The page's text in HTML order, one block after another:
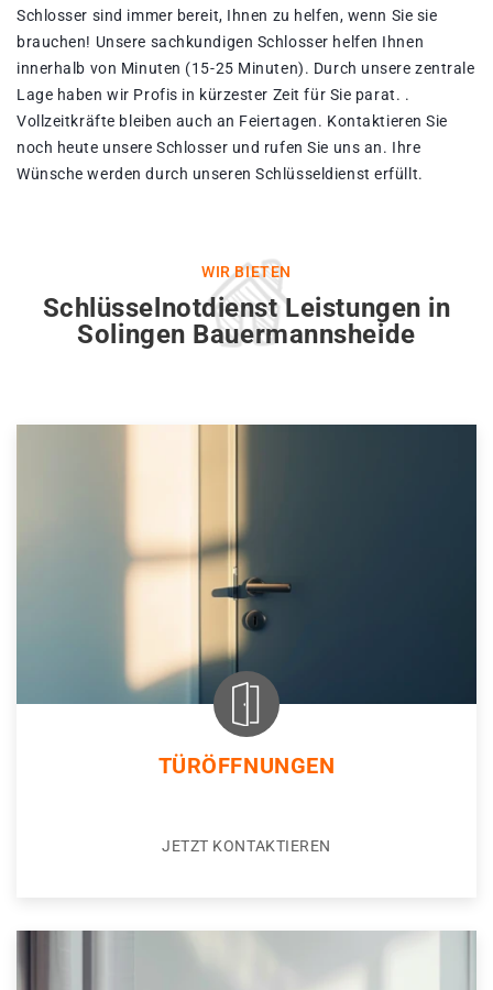
Schlosser sind immer bereit, Ihnen zu helfen, wenn Sie sie
brauchen! Unsere sachkundigen Schlosser helfen Ihnen
innerhalb von Minuten (15-25 Minuten). Durch unsere zentrale
Lage haben wir Profis in kürzester Zeit für Sie parat. .
Vollzeitkräfte bleiben auch an Feiertagen. Kontaktieren Sie
noch heute unsere Schlosser und rufen Sie uns an. Ihre
Wünsche werden durch unseren Schlüsseldienst erfüllt.
WIR BIETEN
Schlüsselnotdienst Leistungen in
Solingen Bauermannsheide
TÜRÖFFNUNGEN
JETZT KONTAKTIEREN